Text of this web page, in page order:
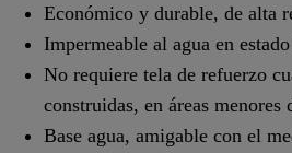
Económico y durable, de alta
Impermeable al agua en
No requiere tela de refuerzo
construidas, en áreas menores
Base agua, amigable con el